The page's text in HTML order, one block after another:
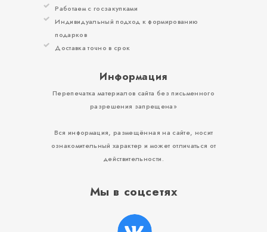
Мы в соцсетях
Работаем с госзакупками
Индивидуальный подход к формированию
подарков
Доставка точно в срок
Информация
Перепечатка материалов сайта без письменного
разрешения запрещена»
Вся информация, размещённая на сайте, носит
ознакомительный характер и может отличаться от
действительности.